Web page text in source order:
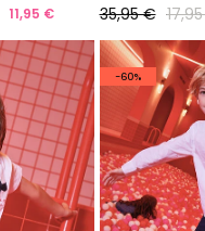
11,95 €
35,95 €
-60%